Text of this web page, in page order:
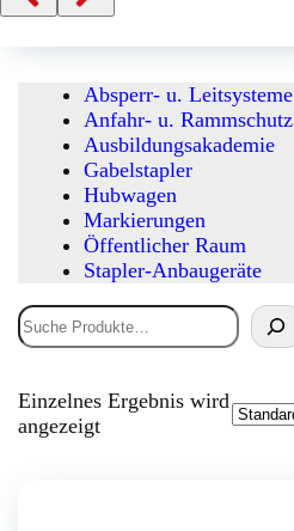
Absperr- u. Leitsysteme
Anfahr- u. Rammschutz
Ausbildungsakademie
Gabelstapler
Hubwagen
Markierungen
Öffentlicher Raum
Stapler-Anbaugeräte
Suchen
Einzelnes Ergebnis wird
angezeigt